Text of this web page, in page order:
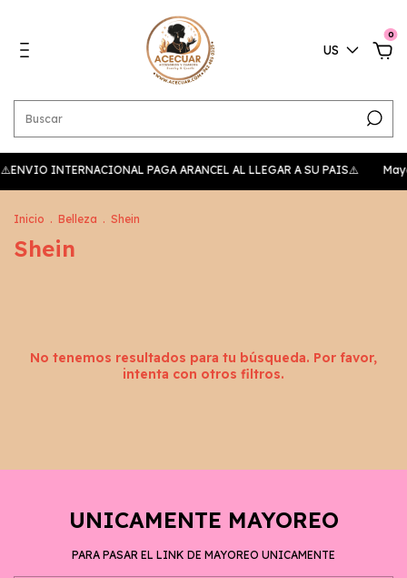
US
0
INTERNACIONAL PAGA ARANCEL AL LLEGAR A SU PAIS⚠️
Inicio . Belleza . Shein
Shein
No tenemos resultados para tu búsqueda. Por favor,
intenta con otros filtros.
UNICAMENTE MAYOREO
PARA PASAR EL LINK DE MAYOREO UNICAMENTE